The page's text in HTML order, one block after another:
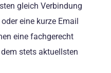
gleich Verbindung
eine kurze Email
eine fachgerecht
stets aktuellsten